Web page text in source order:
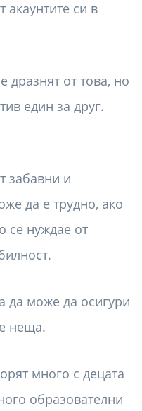
акаунтите си в
дразнят от това, но
един за друг.
забавни и
да е трудно, ако
се нуждае от
да може да осигури
неща.
много с децата
образователни